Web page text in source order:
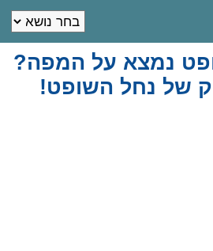
נמצא על המפה?
של נחל השופט!